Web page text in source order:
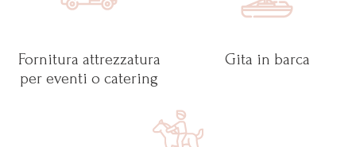
Fornitura attrezzatura
per eventi o catering
Gita in barca